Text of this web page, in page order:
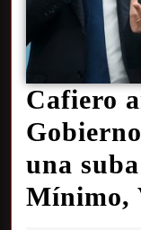
Cafiero
una
Mínimo,